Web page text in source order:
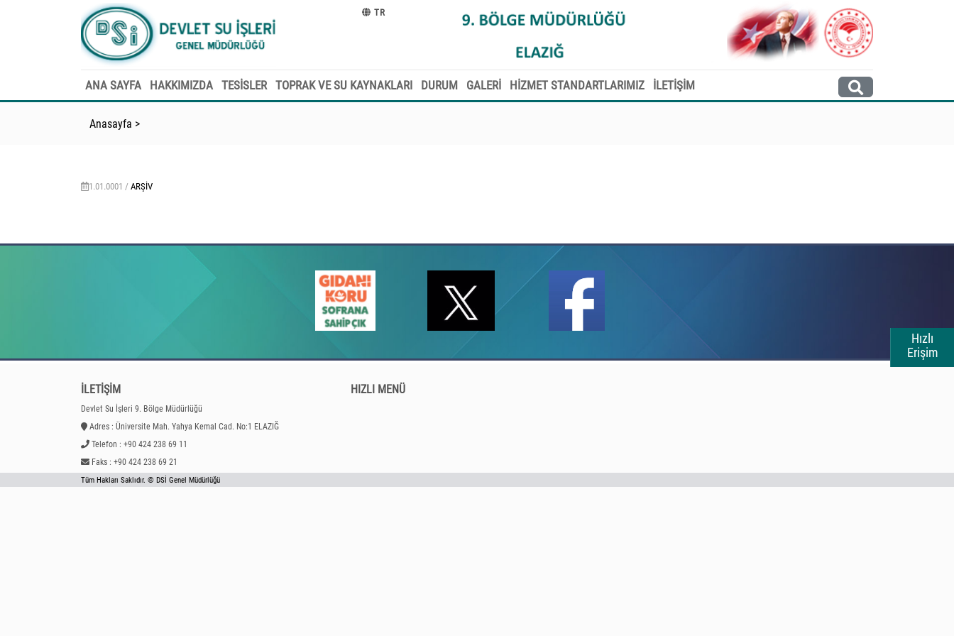
Hızlı
Erişim
TR
ANA SAYFA HAKKIMIZDA TESİSLER TOPRAK VE SU KAYNAKLARI DURUM GALERİ HİZMET STANDARTLARIMIZ İLETİŞİM
Anasayfa >
1.01.0001 / ARŞIV
İLETİŞİM
Devlet Su İşleri 9. Bölge Müdürlüğü
Adres : Üniversite Mah. Yahya Kemal Cad. No:1 ELAZIĞ
Telefon : +90 424 238 69 11
Faks : +90 424 238 69 21
HIZLI MENÜ
Tüm Hakları Saklıdır. © DSİ Genel Müdürlüğü